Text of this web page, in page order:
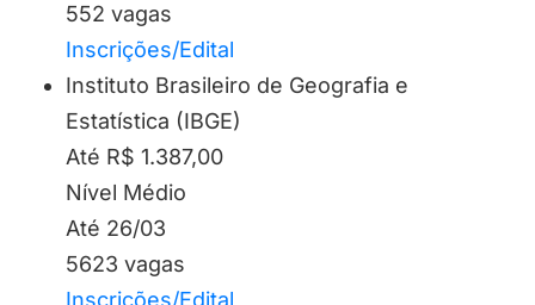
552 vagas
Inscrições/Edital
Instituto Brasileiro de Geografia e
Estatística (IBGE)
Até R$ 1.387,00
Nível Médio
Até 26/03
5623 vagas